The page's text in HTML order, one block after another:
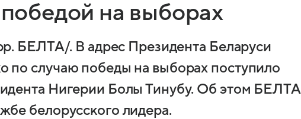
на выборах
БЕЛТА/. В адрес Президента Беларуси
по случаю победы на выборах поступило
Нигерии Болы Тинубу. Об этом БЕЛТА
белорусского лидера.